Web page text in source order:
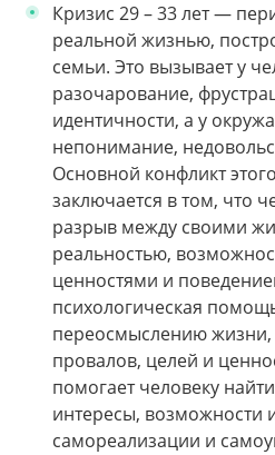
Кризис 29 – 33 лет —
реальной жизнью,
семьи. Это вызывает у
разочарование,
идентичности, а у
непонимание,
Основной конфликт
заключается в том, что
разрыв между своими
реальностью,
ценностями и
психологическая
переосмыслению жизни,
провалов, целей и
помогает человеку
интересы, возможности
самореализации и